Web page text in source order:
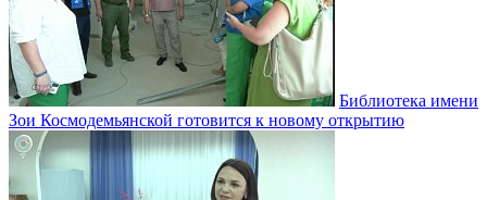
Библиотека имени
Зои Космодемьянской готовится к новому открытию